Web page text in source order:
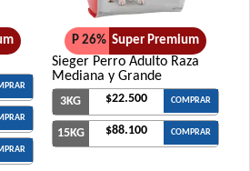
P 26% Super Premium
Sieger Perro Adulto Raza
Mediana y Grande
3KG $22.500 COMPRAR
15KG $88.100 COMPRAR